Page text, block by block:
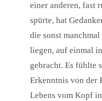
einer anderen, fast
spürte, hat
die sonst
liegen, auf einmal
gebracht. Es fühlte
Erkenntnis von der
Lebens vom Kopf